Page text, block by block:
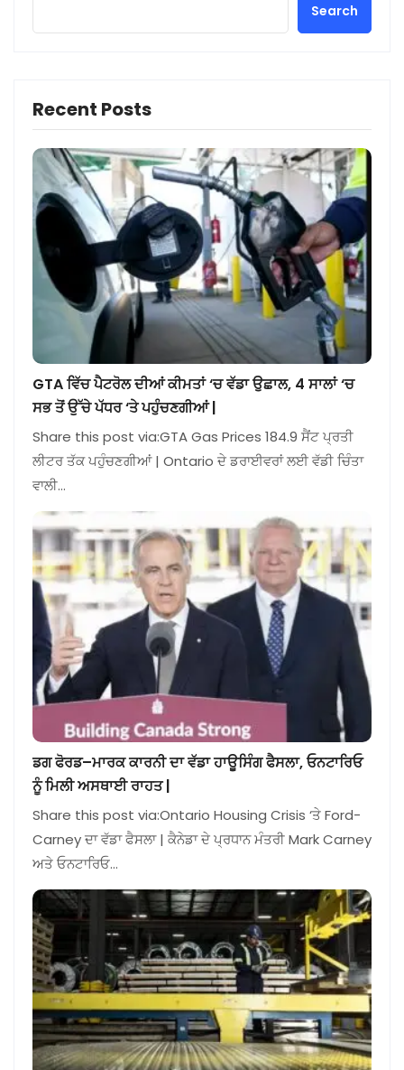
Search
Recent Posts
GTA ਵਿੱਚ ਪੈਟਰੋਲ ਦੀਆਂ ਕੀਮਤਾਂ ‘ਚ ਵੱਡਾ ਉਛਾਲ, 4 ਸਾਲਾਂ ‘ਚ
ਸਭ ਤੋਂ ਉੱਚੇ ਪੱਧਰ ‘ਤੇ ਪਹੁੰਚਣਗੀਆਂ |
Share this post via:GTA Gas Prices 184.9 ਸੈਂਟ ਪ੍ਰਤੀ
ਲੀਟਰ ਤੱਕ ਪਹੁੰਚਣਗੀਆਂ | Ontario ਦੇ ਡਰਾਈਵਰਾਂ ਲਈ ਵੱਡੀ ਚਿੰਤਾ
ਵਾਲੀ…
ਡਗ ਫੋਰਡ–ਮਾਰਕ ਕਾਰਨੀ ਦਾ ਵੱਡਾ ਹਾਊਸਿੰਗ ਫੈਸਲਾ, ਓਨਟਾਰਿਓ
ਨੂੰ ਮਿਲੀ ਅਸਥਾਈ ਰਾਹਤ |
Share this post via:Ontario Housing Crisis ‘ਤੇ Ford-
Carney ਦਾ ਵੱਡਾ ਫੈਸਲਾ | ਕੈਨੇਡਾ ਦੇ ਪ੍ਰਧਾਨ ਮੰਤਰੀ Mark Carney
ਅਤੇ ਓਨਟਾਰਿਓ…